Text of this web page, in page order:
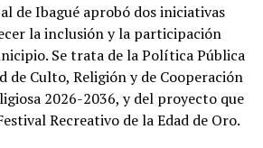
de Ibagué aprobó dos iniciativas
la inclusión y la participación
Se trata de la Política Pública
de Culto, Religión y de Cooperación
2026-2036, y del proyecto que
Recreativo de la Edad de Oro.